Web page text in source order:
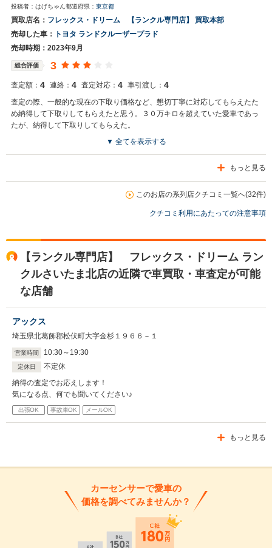
投稿者：はげちゃん都道府県： 東京都
買取店名： フレックス・ドリーム 【ランクル専門店】 買取本部
売却した車：
トヨタ ランドクルーザープラド
売却時期：2023年9月
総合評価 3
査定額： 4 連絡： 4 査定対応： 4 車引渡し： 4
査定の際、一般的な現在の下取り価格など、懇切丁寧に対応してもらえたた
め納得して下取りしてもらえたと思う。３０万キロを超えていた愛車であっ
たが、納得して下取りしてもらえた。
▼ 全てを表示する
もっと見る
このお店の系列店クチコミ一覧へ(32件)
クチコミ利用にあたっての注意事項
【ランクル専門店】 フレックス・ドリーム ラン
クルさいたま北店の近隣で車買取・車査定が可能
な店舗
アックス
埼玉県北葛飾郡松伏町大字金杉１９６６－１
営業時間 10:30～ 19:30
定休日
不定休
納得の査定でお応えします！
気になる点、何でも聞いてください♪
出張OK 事故車OK メールOK
もっと見る
カーセンサーで愛車の
価格を調べてみませんか？